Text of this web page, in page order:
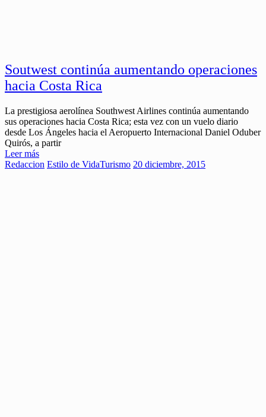
Soutwest continúa aumentando operaciones
hacia Costa Rica
La prestigiosa aerolínea Southwest Airlines continúa aumentando
sus operaciones hacia Costa Rica; esta vez con un vuelo diario
desde Los Ángeles hacia el Aeropuerto Internacional Daniel Oduber
Quirós, a partir
Leer más
Redaccion Estilo de VidaTurismo 20 diciembre, 2015